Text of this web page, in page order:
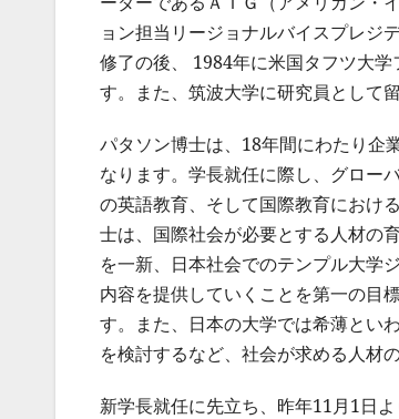
ョン担当リージョナルバイスプレジ
修了の後、 1984年に米国タフツ大
す。また、筑波大学に研究員として
パタソン博士は、18年間にわたり企
なります。学長就任に際し、グロー
の英語教育、そして国際教育におけ
士は、国際社会が必要とする人材の
を一新、日本社会でのテンプル大学
内容を提供していくことを第一の目
す。また、日本の大学では希薄とい
を検討するなど、社会が求める人材
新学長就任に先立ち、昨年11月1日